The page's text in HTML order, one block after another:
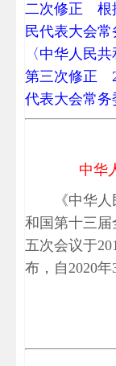
二次修正 根
民代表大会
〈中华人民
第三次修正
代表大会常务
中华
《中华
和国第十三
五次会议于
布，自2020年